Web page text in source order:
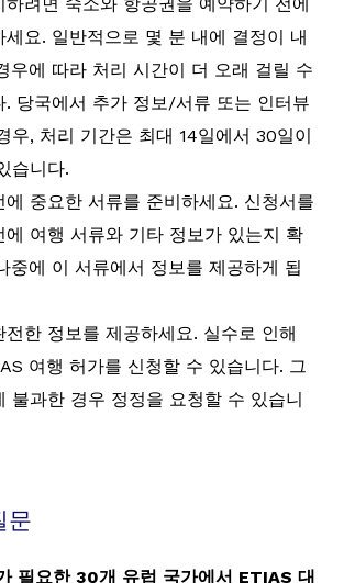
하려면 숙소와 항공권을 예약하기 전에
세요. 일반적으로 몇 분 내에 결정이 내
우에 따라 처리 시간이 더 오래 걸릴 수
. 당국에서 추가 정보/서류 또는 인터뷰
우, 처리 기간은 최대 14일에서 30일이
습니다.
에 중요한 서류를 준비하세요. 신청서를
에 여행 서류와 기타 정보가 있는지 확
중에 이 서류에서 정보를 제공하게 됩
전한 정보를 제공하세요. 실수로 인해
여행 허가를 신청할 수 있습니다. 그
불과한 경우 정정을 요청할 수 있습니
문
필요한 30개 유럽 국가에서 ETIAS 대